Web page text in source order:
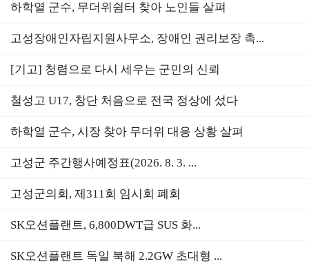
하학열 군수, 무더위쉼터 찾아 노인들 살펴
고성장애인자립지원사무소, 장애인 권리보장 촉...
[기고] 청렴으로 다시 세우는 군민의 신뢰
철성고 U17, 창단 처음으로 전국 정상에 섰다
하학열 군수, 시장 찾아 무더위 대응 상황 살펴
고성군 주간행사예정표(2026. 8. 3. ...
고성군의회, 제311회 임시회 폐회
SK오션플랜트, 6,800DWT급 SUS 화...
SK오션플랜트 독일 북해 2.2GW 초대형 ...